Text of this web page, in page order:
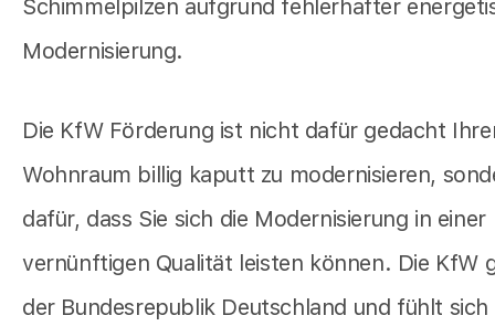
Schimmelpilzen aufgrund fehlerhafter
Modernisierung.
Die KfW Förderung ist nicht dafür gedacht
Wohnraum billig kaputt zu modernisieren,
dafür, dass Sie sich die Modernisierung in einer
vernünftigen Qualität leisten können. Die KfW
der Bundesrepublik Deutschland und fühlt sich